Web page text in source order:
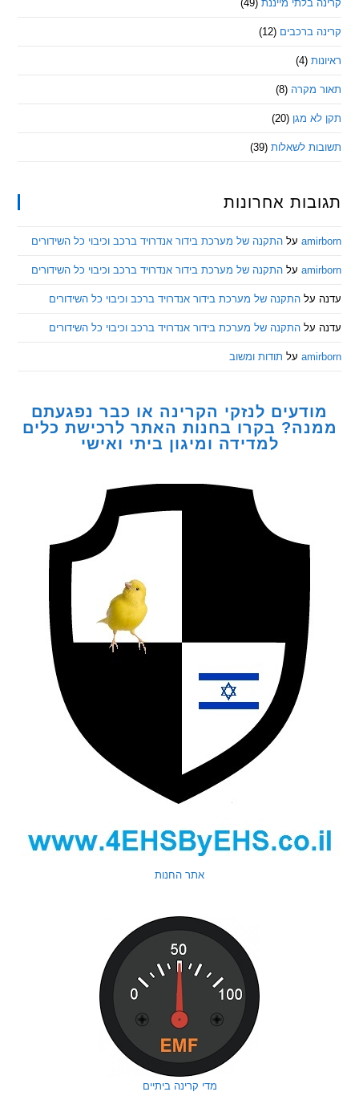
מייננת (49)
ברכבים (12)
(8)
מגן (20)
לשאלות (39)
אחרונות
עלהתקנה של מערכת בידור אנדרויד ברכב וכיבוי כל השידורים
עלהתקנה של מערכת בידור אנדרויד ברכב וכיבוי כל השידורים
התקנה של מערכת בידור אנדרויד ברכב וכיבוי כל השידורים
התקנה של מערכת בידור אנדרויד ברכב וכיבוי כל השידורים
עלתודות ומשוב
לנזקי הקרינה או כבר נפגעתם
בקרו בחנות האתר לרכישת כלים
למדידה ומיגון ביתי ואישי
אתר החנות
מדי קרינה ביתיים